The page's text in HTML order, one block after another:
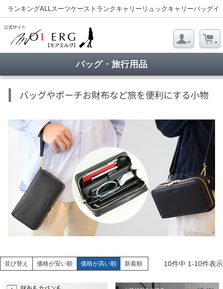
ランキングALLスーツケース トランクキャリー リュックキャリーバッグイ
バッグ・旅行用品
並び替え 価格が安い順 価格が高い順 新着順 10件中 1-10件表示